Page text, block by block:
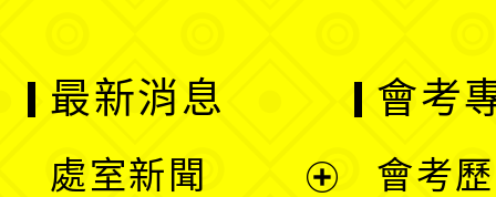
最新消息
處室新聞
會考
會考